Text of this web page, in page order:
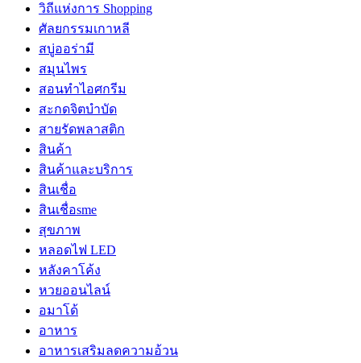
วิถีแห่งการ Shopping
ศัลยกรรมเกาหลี
สบู่ออร่ามี
สมุนไพร
สอนทำไอศกรีม
สะกดจิตบำบัด
สายรัดพลาสติก
สินค้า
สินค้าและบริการ
สินเชื่อ
สินเชื่อsme
สุขภาพ
หลอดไฟ LED
หลังคาโค้ง
หวยออนไลน์
อมาโด้
อาหาร
อาหารเสริมลดความอ้วน